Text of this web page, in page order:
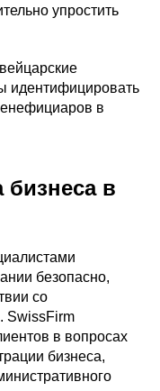
упростить
идентифицировать
в
в
безопасно,
со
SwissFirm
в вопросах
бизнеса,